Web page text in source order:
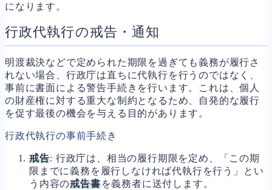
になります。
行政代執行の戒告・通知
明渡裁決などで定められた期限を過ぎても義務が履行さ
れない場合、行政庁は直ちに代執行を行うのではなく、
事前に書面による警告手続きを行います。これは、個人
の財産権に対する重大な制約となるため、自発的な履行
を促す最後の機会を与える目的があります。
行政代執行の事前手続き
戒告: 行政庁は、相当の履行期限を定め、「この期
限までに義務を履行しなければ代執行を行う」とい
う内容の戒告書を義務者に送付します。